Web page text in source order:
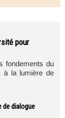
pour
fondements du
à la lumière de
de dialogue